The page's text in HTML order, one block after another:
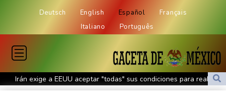
Deutsch English Español
Français
Italiano
Português
Irán exige a EEUU aceptar "todas" sus condiciones para reabrir
Ormuz